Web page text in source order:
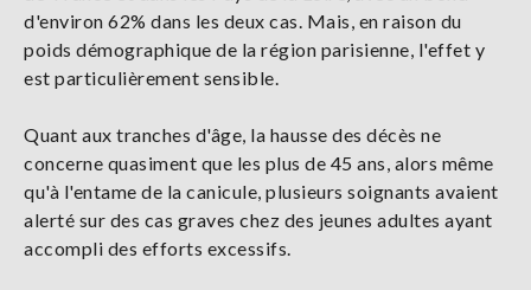
d'environ 62% dans les deux cas. Mais, en raison du
poids démographique de la région parisienne, l'effet y
est particulièrement sensible.
Quant aux tranches d'âge, la hausse des décès ne
concerne quasiment que les plus de 45 ans, alors même
qu'à l'entame de la canicule, plusieurs soignants avaient
alerté sur des cas graves chez des jeunes adultes ayant
accompli des efforts excessifs.